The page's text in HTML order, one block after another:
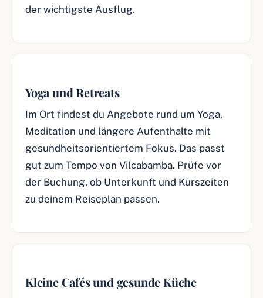
der wichtigste Ausflug.
Yoga und Retreats
Im Ort findest du Angebote rund um Yoga,
Meditation und längere Aufenthalte mit
gesundheitsorientiertem Fokus. Das passt
gut zum Tempo von Vilcabamba. Prüfe vor
der Buchung, ob Unterkunft und Kurszeiten
zu deinem Reiseplan passen.
Kleine Cafés und gesunde Küche